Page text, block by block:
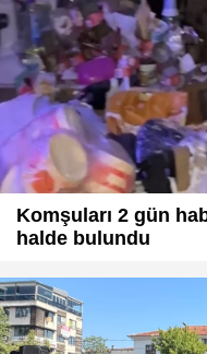
Komşuları 2 gün
halde bulundu